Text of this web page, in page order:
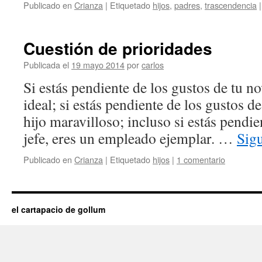
Publicado en Crianza | Etiquetado hijos, padres, trascendencia |
Cuestión de prioridades
Publicada el 19 mayo 2014porcarlos
Si estás pendiente de los gustos de tu
ideal; si estás pendiente de los gustos
hijo maravilloso; incluso si estás
jefe, eres un empleado ejemplar. …
Publicado en Crianza | Etiquetado hijos | 1 comentario
el cartapacio de gollum